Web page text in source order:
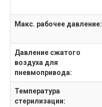
Макс. рабочее давление:
Давление сжатого
воздуха для
пневмопривода:
Температура
стерилизации: